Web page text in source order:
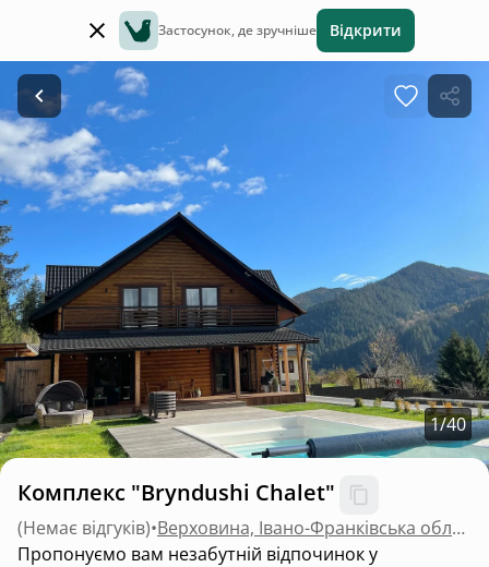
Застосунок, де зручніше Відкрити
1/40
Комплекс "Bryndushi Chalet"
(Немає відгуків)•
Верховина, Івано-Франківська область
Пропонуємо вам незабутній відпочинок у